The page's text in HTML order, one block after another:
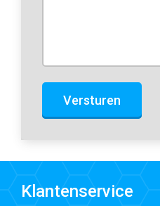
Versturen
Klantenservice